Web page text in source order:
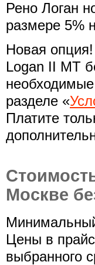
Рено Логан
размере 5%
Новая
Logan II MT
разделе «
Платите
Москве
Цены в
выбранного